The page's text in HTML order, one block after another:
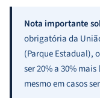
Nota importante
obrigatória da
(Parque Estadual),
ser 20% a 30%
mesmo em casos